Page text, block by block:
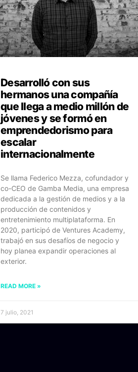
Desarrolló con sus
hermanos una compañía
que llega a medio millón de
jóvenes y se formó en
emprendedorismo para
escalar
internacionalmente
Se llama Federico Mezza, cofundador y
co-CEO de Gamba Media, una empresa
dedicada a la gestión de medios y a la
producción de contenidos y
entretenimiento multiplataforma. En
2020, participó de Ventures Academy,
trabajó en sus desafíos de negocio y
hoy planea expandir operaciones al
exterior.
READ MORE »
7 julio, 2021